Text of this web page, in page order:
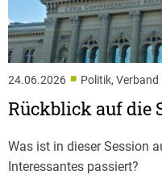
24.06.2026 ■ Politik, Verband
Rückblick auf die
Was ist in dieser Session
Interessantes passiert?